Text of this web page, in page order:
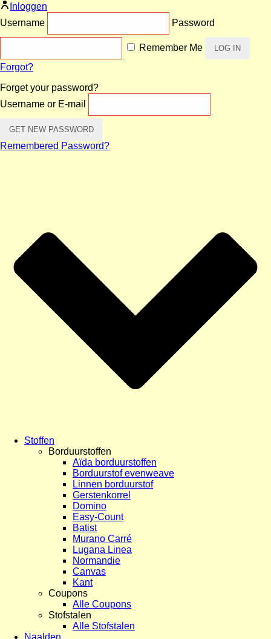
Inloggen
Username
Password
Remember Me
Forgot?
Forget your password?
Username or E-mail
Remembered Password?
Stoffen
Borduurstoffen
Aïda borduurstoffen
Borduurstof evenweave
Linnen borduurstof
Gerstenkorrel
Domino
Easy-Count
Batist
Murano Carré
Lugana Linea
Normandie
Canvas
Kant
Coupons
Alle Coupons
Stofstalen
Alle Stofstalen
Naalden